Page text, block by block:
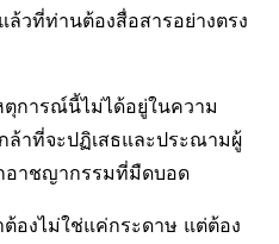
ล้วที่ท่านต้องสื่อสารอย่างตรง
การณ์นี้ไม่ได้อยู่ในความ
ล้าที่จะปฏิเสธและประณามผู้
อาชญากรรมที่มืดบอด
งไม่ใช่แค่กระดาษ แต่ต้อง